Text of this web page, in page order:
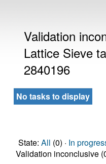
Validation
Lattice Sieve
2840196
No tasks to display
State: All (0) · In
Validation inconclusive